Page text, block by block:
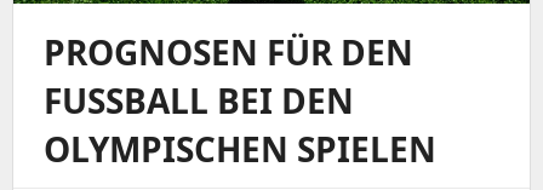
PROGNOSEN FÜR DEN
FUSSBALL BEI DEN O
LYMPISCHEN SPIELEN